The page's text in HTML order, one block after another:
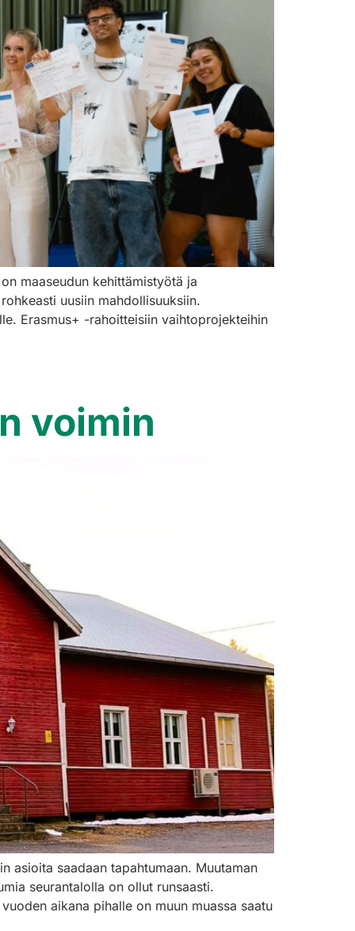
maaseudun kehittämistyötä ja
uusiin mahdollisuuksiin.
Erasmus+ -rahoitteisiin vaihtoprojekteihin
voimin
asioita saadaan tapahtumaan. Muutaman
seurantalolla on ollut runsaasti.
aikana pihalle on muun muassa saatu